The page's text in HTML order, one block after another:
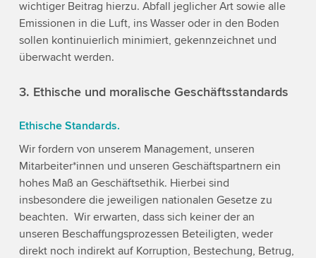
wichtiger Beitrag hierzu. Abfall jeglicher Art sowie alle
Emissionen in die Luft, ins Wasser oder in den Boden
sollen kontinuierlich minimiert, gekennzeichnet und
überwacht werden.
3. Ethische und moralische Geschäftsstandards
Ethische Standards.
Wir fordern von unserem Management, unseren
Mitarbeiter*innen und unseren Geschäftspartnern ein
hohes Maß an Geschäftsethik. Hierbei sind
insbesondere die jeweiligen nationalen Gesetze zu
beachten. Wir erwarten, dass sich keiner der an
unseren Beschaffungsprozessen Beteiligten, weder
direkt noch indirekt auf Korruption, Bestechung, Betrug,